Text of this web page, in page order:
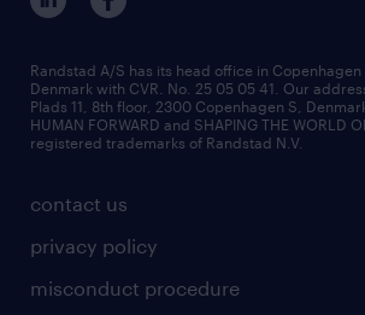
Randstad er verdens førende
verdens mest specialiserede og
bemandingsvirksomhed – en
samarbejdspartner for både
virksomheder.
vores fire specialiserede
become our colleague
press
bid and tender
contact us
privacy policy
misconduct procedure
Randstad A/S has its head office in
Denmark with CVR. No. 25 05 05 41. Our
Plads 11, 8th floor, 2300 Copenhagen S,
HUMAN FORWARD and SHAPING THE WORLD
registered trademarks of Randstad N.V.